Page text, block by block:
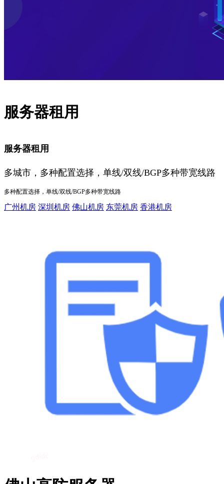
服务器租用
服务器租用
多城市，多种配置选择，单线/双线/BGP多种带宽线路
多种配置选择，单线/双线/BGP多种带宽线路
广州机房 深圳机房 佛山机房 东莞机房 香港机房